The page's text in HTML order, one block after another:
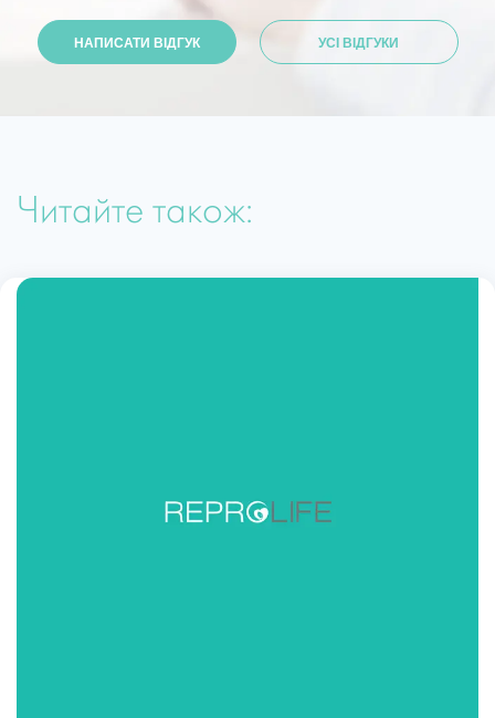
уважного та чуйного лікаря Горщанік Юлію
Володимирівну. Як же вона обережно
цікаво та доступно пояснює! Сказати, що я
професіоналів цього медичного центру, з
дуже важливим питанням ;), тому що це
мети до результату. Дякую, що ви є і за те,
НАПИСАТИ ВІДГУК УСІ ВІДГУКИ
Читайте також: